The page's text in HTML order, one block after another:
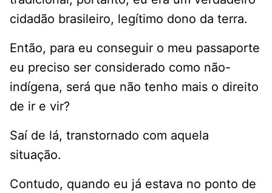
cidadão brasileiro, legítimo dono da terra.
Então, para eu conseguir o meu passaporte
eu preciso ser considerado como não-
indígena, será que não tenho mais o direito
de ir e vir?
Saí de lá, transtornado com aquela
situação.
Contudo, quando eu já estava no ponto de